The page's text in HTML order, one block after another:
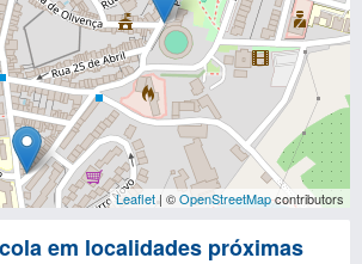
Leaflet| ©OpenStreetMapcontributors
em localidades próximas